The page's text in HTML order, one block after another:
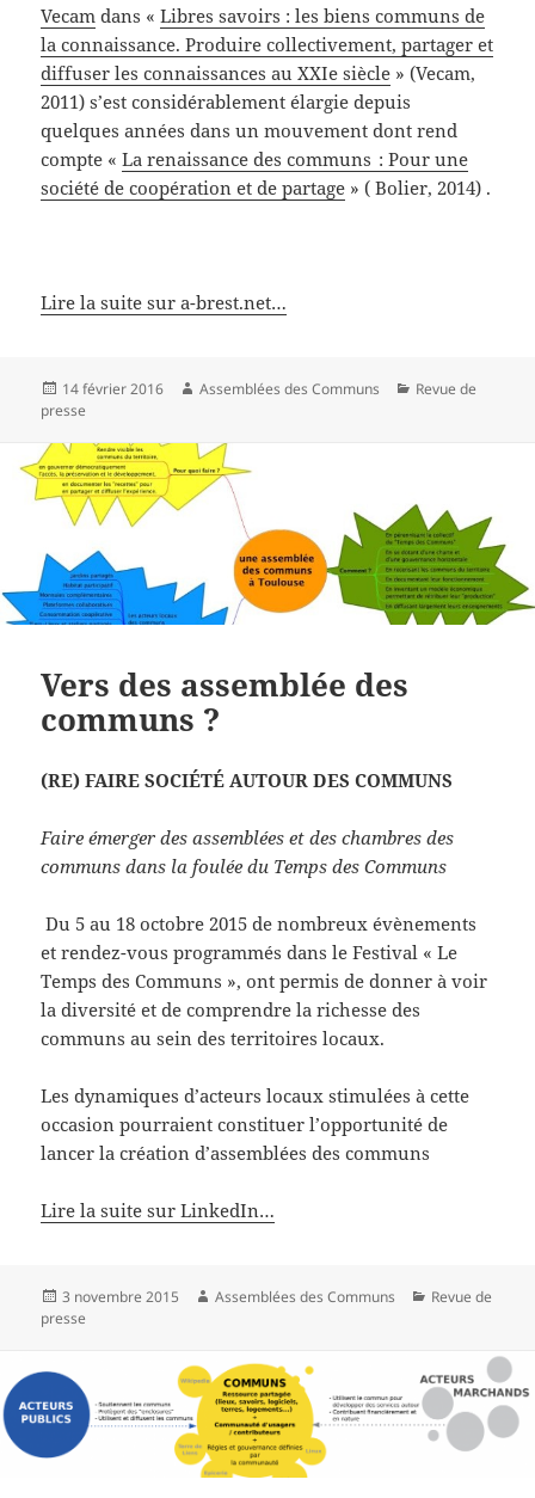
Vecam dans «Libres savoirs : les biens communs de
la connaissance. Produire collectivement, partager et
diffuser les connaissances au XXIe siècle » (Vecam,
2011) s’est considérablement élargie depuis
quelques années dans un mouvement dont rend
compte «La renaissance des communs : Pour une
société de coopération et de partage » ( Bolier, 2014) .
Lire la suite sur a-brest.net…
Publié
le
14 février 2016 Auteur
Assemblées des Communs Catégories
Revue de
presse
Vers des assemblée des
communs ?
(RE) FAIRE SOCIÉTÉ AUTOUR DES COMMUNS
Faire émerger des assemblées et des chambres des
communs dans la foulée du Temps des Communs
Du 5 au 18 octobre 2015 de nombreux évènements
et rendez-vous programmés dans le Festival « Le
Temps des Communs », ont permis de donner à voir
la diversité et de comprendre la richesse des
communs au sein des territoires locaux.
Les dynamiques d’acteurs locaux stimulées à cette
occasion pourraient constituer l’opportunité de
lancer la création d’assemblées des communs
Lire la suite sur LinkedIn…
Publié
le
3 novembre 2015 Auteur
Assemblées des Communs Catégories
Revue de
presse